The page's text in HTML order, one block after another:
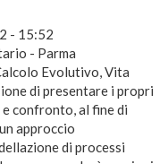
- 15:52
- Parma
Evolutivo, Vita
di presentare i propri
confronto, al fine di
approccio
di processi